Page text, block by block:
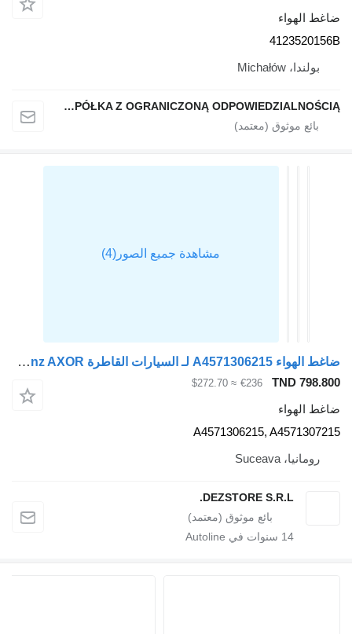
ضاغط الهواء
4123520156B
بولندا، Michałów
QINDITO SPÓŁKA Z OGRANICZONĄ ODPOWIEDZIALNOŚCIĄ
ضاغط الهواء A4571306215 لـ السيارات القاطرة Mercedes-Benz AXOR
TND 798.800
€236
≈ $272.70
ضاغط الهواء
A4571306215, A4571307215
رومانيا، Suceava
DEZSTORE S.R.L.
14سنوات في Autoline